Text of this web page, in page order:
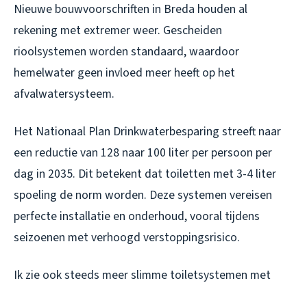
Nieuwe bouwvoorschriften in Breda houden al
rekening met extremer weer. Gescheiden
rioolsystemen worden standaard, waardoor
hemelwater geen invloed meer heeft op het
afvalwatersysteem.
Het Nationaal Plan Drinkwaterbesparing streeft naar
een reductie van 128 naar 100 liter per persoon per
dag in 2035. Dit betekent dat toiletten met 3-4 liter
spoeling de norm worden. Deze systemen vereisen
perfecte installatie en onderhoud, vooral tijdens
seizoenen met verhoogd verstoppingsrisico.
Ik zie ook steeds meer slimme toiletsystemen met